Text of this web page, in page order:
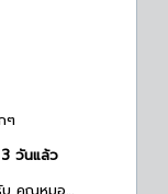
ๆ
วันแล้ว
บ คุณหมอ…